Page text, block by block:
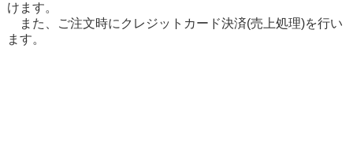
けます。
また、ご注文時にクレジットカード決済(売上処理)を行い
ます。